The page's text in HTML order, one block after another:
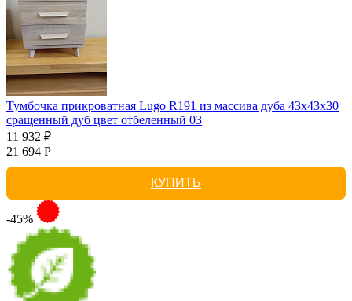
Тумбочка прикроватная Lugo R191 из массива дуба 43х43х30
сращенный дуб цвет отбеленный 03
11 932 ₽
21 694 Р
КУПИТЬ
-45%